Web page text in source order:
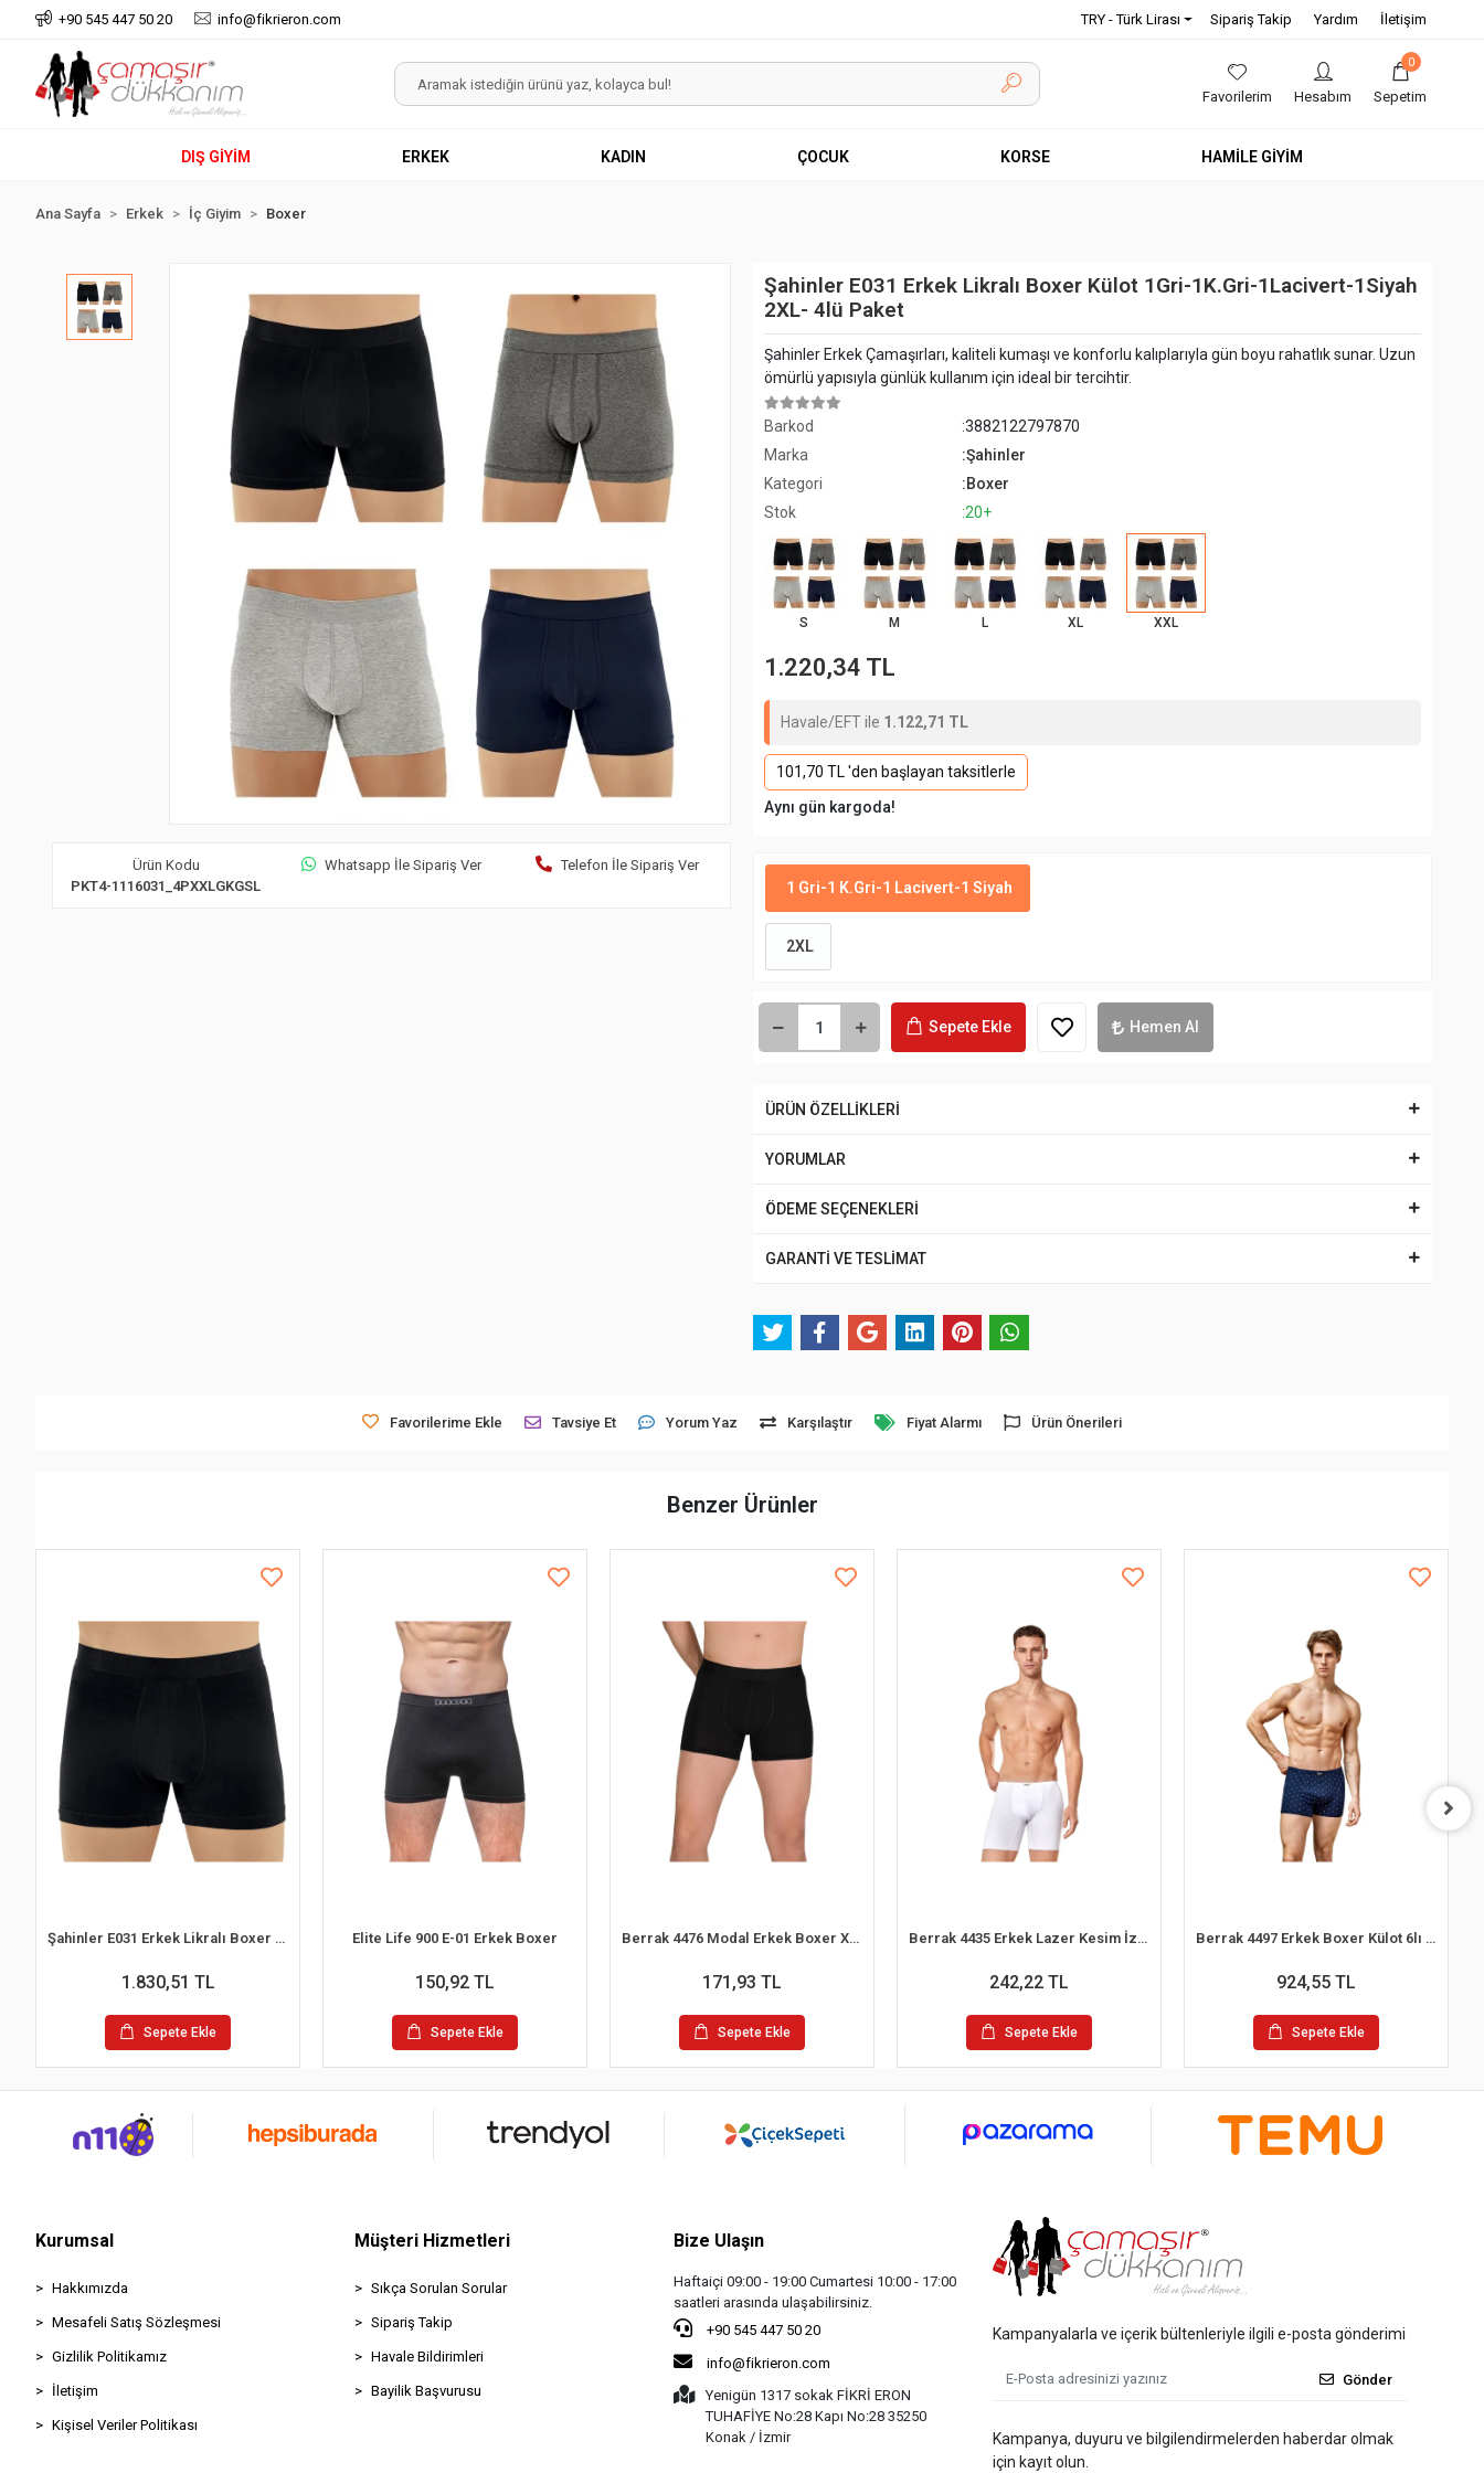
+90 545 447 50 20 info@fikrieron.com TRY - Türk Lirası Sipariş Takip Yardım İletişim
Favorilerim Hesabım
0
Sepetim
DIŞ GİYİM ERKEK KADIN ÇOCUK KORSE HAMİLE GİYİM
Ana Sayfa Erkek İç Giyim Boxer
Ürün Kodu
PKT4-1116031_4PXXLGKGSL
Whatsapp İle Sipariş Ver Telefon İle Sipariş Ver
Şahinler E031 Erkek Likralı Boxer Külot 1Gri-1K.Gri-1Lacivert-1Siyah
2XL- 4lü Paket
Şahinler Erkek Çamaşırları, kaliteli kumaşı ve konforlu kalıplarıyla gün boyu rahatlık sunar. Uzun
ömürlü yapısıyla günlük kullanım için ideal bir tercihtir.
Barkod
:3882122797870
Marka
:Şahinler
Kategori
:Boxer
Stok
:20+
S M L XL XXL
1.220,34 TL
Havale/EFT ile 1.122,71 TL
101,70 TL 'den başlayan taksitlerle
Aynı gün kargoda!
1 Gri-1 K.Gri-1 Lacivert-1 Siyah
2XL
Sepete Ekle Hemen Al
ÜRÜN ÖZELLİKLERİ
YORUMLAR
ÖDEME SEÇENEKLERİ
GARANTİ VE TESLİMAT
Favorilerime Ekle Tavsiye Et Yorum Yaz Karşılaştır Fiyat Alarmı Ürün Önerileri
Benzer Ürünler
Şahinler E031 Erkek Likralı Boxer Külot 6lı Paket Siyah S
1.830,51 TL
Sepete Ekle
Elite Life 900 E-01 Erkek Boxer
150,92 TL
Sepete Ekle
Berrak 4476 Modal Erkek Boxer XXL-3XL
171,93 TL
Sepete Ekle
Berrak 4435 Erkek Lazer Kesim İz Yapmaz Boxer
242,22 TL
Sepete Ekle
Berrak 4497 Erkek Boxer Külot 6lı Paket Karışık Renk - M
924,55 TL
Sepete Ekle
Kurumsal
Hakkımızda
Mesafeli Satış Sözleşmesi
Gizlilik Politikamız
İletişim
Kişisel Veriler Politikası
Müşteri Hizmetleri
Sıkça Sorulan Sorular
Sipariş Takip
Havale Bildirimleri
Bayilik Başvurusu
Bize Ulaşın
Haftaiçi 09:00 - 19:00 Cumartesi 10:00 - 17:00
saatleri arasında ulaşabilirsiniz.
+90 545 447 50 20
info@fikrieron.com
Yenigün 1317 sokak FİKRİ ERON
TUHAFİYE No:28 Kapı No:28 35250
Konak / İzmir
Kampanyalarla ve içerik bültenleriyle ilgili e-posta gönderimi
Gönder
Kampanya, duyuru ve bilgilendirmelerden haberdar olmak
için kayıt olun.